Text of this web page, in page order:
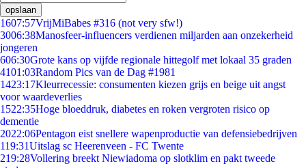
opslaan
1607:57VrijMiBabes #316 (not very sfw!)
3006:38Manosfeer-influencers verdienen miljarden aan onzekerheid
jongeren
606:30Grote kans op vijfde regionale hittegolf met lokaal 35 graden
4101:03Random Pics van de Dag #1981
1423:17Kleurrecessie: consumenten kiezen grijs en beige uit angst
voor waardeverlies
1522:35Hoge bloeddruk, diabetes en roken vergroten risico op
dementie
2022:06Pentagon eist snellere wapenproductie van defensiebedrijven
119:31Uitslag sc Heerenveen - FC Twente
219:28Vollering breekt Niewiadoma op slotklim en pakt tweede